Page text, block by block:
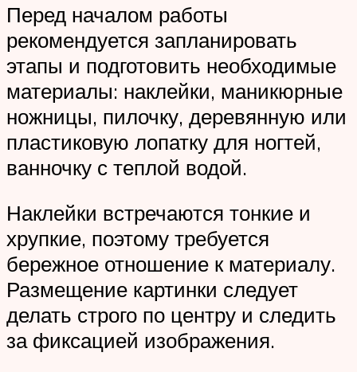
Перед началом работы
рекомендуется запланировать
этапы и подготовить необходимые
материалы: наклейки, маникюрные
ножницы, пилочку, деревянную или
пластиковую лопатку для ногтей,
ванночку с теплой водой.
Наклейки встречаются тонкие и
хрупкие, поэтому требуется
бережное отношение к материалу.
Размещение картинки следует
делать строго по центру и следить
за фиксацией изображения.